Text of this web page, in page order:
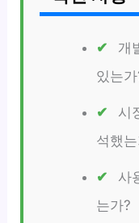
개
있는
시
석했
사
는가?